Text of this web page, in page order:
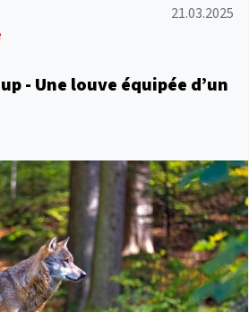
21.03.2025
- Une louve équipée d’un